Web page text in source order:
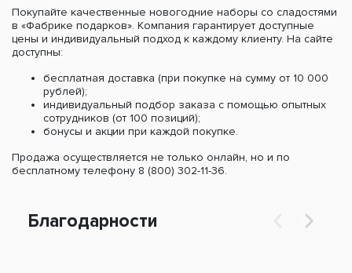
Покупайте качественные новогодние наборы со сладостями
в «Фабрике подарков». Компания гарантирует доступные
цены и индивидуальный подход к каждому клиенту. На сайте
доступны:
бесплатная доставка (при покупке на сумму от 10 000
рублей);
индивидуальный подбор заказа с помощью опытных
сотрудников (от 100 позиций);
бонусы и акции при каждой покупке.
Продажа осуществляется не только онлайн, но и по
бесплатному телефону 8 (800) 302-11-36.
Благодарности